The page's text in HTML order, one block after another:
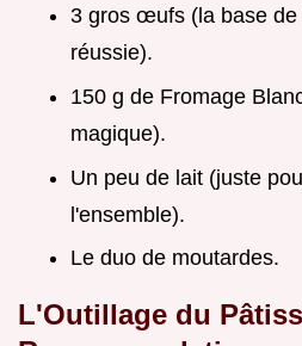
3 gros œufs (la base de
réussie).
150 g de Fromage
magique).
Un peu de lait (juste
l'ensemble).
Le duo de moutardes.
L'Outillage du